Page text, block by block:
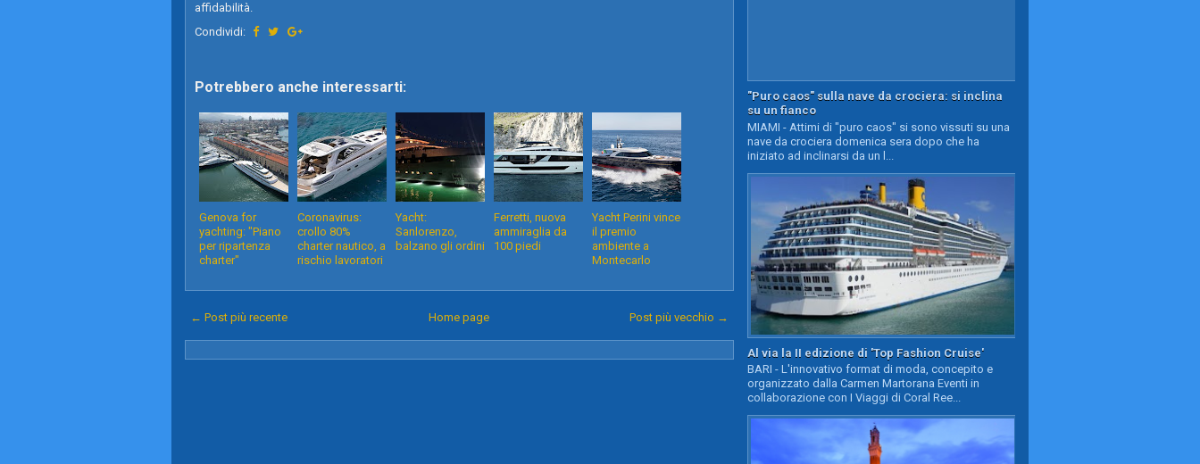
affidabilità.
Condividi:
Potrebbero anche interessarti:
Genova for
yachting: "Piano
per ripartenza
charter"
Coronavirus:
crollo 80%
charter nautico, a
rischio lavoratori
Yacht:
Sanlorenzo,
balzano gli ordini
Ferretti, nuova
ammiraglia da
100 piedi
Yacht Perini vince
il premio
ambiente a
Montecarlo
← Post più recente Post più vecchio →
Home page
"Puro caos" sulla nave da crociera: si inclina
su un fianco
MIAMI - Attimi di "puro caos" si sono vissuti su una
nave da crociera domenica sera dopo che ha
iniziato ad inclinarsi da un l...
Al via la II edizione di 'Top Fashion Cruise'
BARI - L'innovativo format di moda, concepito e
organizzato dalla Carmen Martorana Eventi in
collaborazione con I Viaggi di Coral Ree...